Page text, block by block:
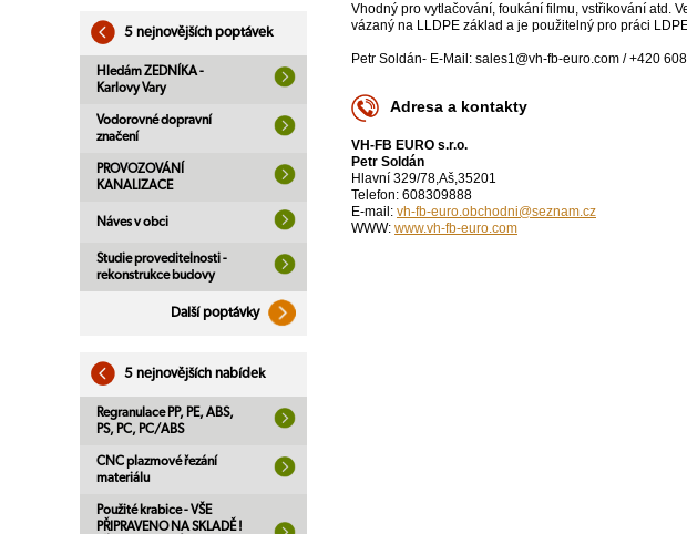
5 nejnovějších poptávek
Hledám ZEDNÍKA -
Karlovy Vary
Vodorovné dopravní
značení
PROVOZOVÁNÍ
KANALIZACE
Náves v obci
Studie proveditelnosti -
rekonstrukce budovy
Další poptávky
5 nejnovějších nabídek
Regranulace PP, PE, ABS,
PS, PC, PC/ABS
CNC plazmové řezání
materiálu
Použité krabice - VŠE
PŘIPRAVENO NA SKLADĚ !
Vhodný pro vytlačování, foukání filmu, vstřikování atd.
vázaný na LLDPE základ a je použitelný pro práci
Petr Soldán- E-Mail: sales1@vh-fb-euro.com / +420
Adresa a kontakty
VH-FB EURO s.r.o.
Petr Soldán
Hlavní 329/78,Aš,35201
Telefon: 608309888
E-mail: vh-fb-euro.obchodni@seznam.cz
WWW: www.vh-fb-euro.com